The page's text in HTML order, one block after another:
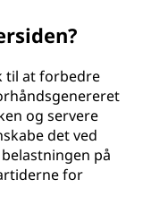
til at forbedre
og servere
det ved
på
for